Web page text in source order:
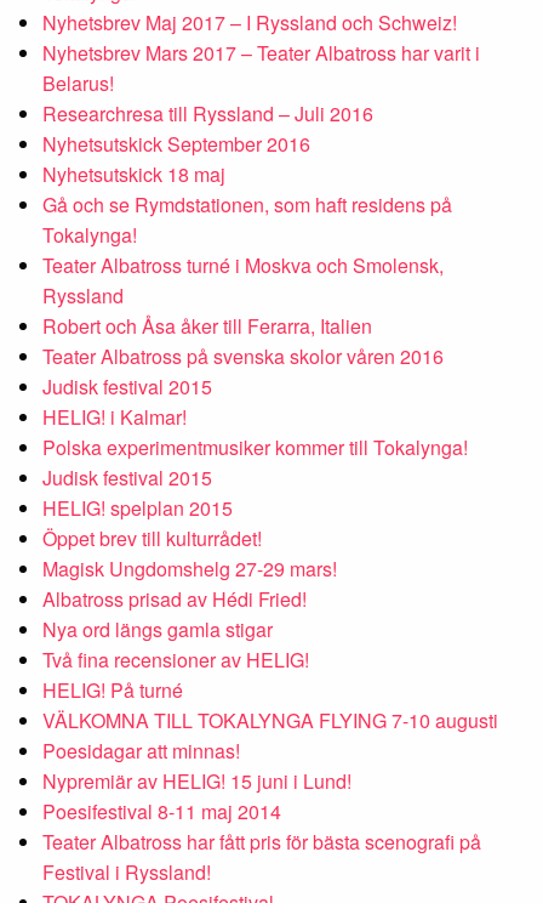
Nyhetsbrev Maj 2017 – I Ryssland och Schweiz!
Nyhetsbrev Mars 2017 – Teater Albatross har varit i
Belarus!
Researchresa till Ryssland – Juli 2016
Nyhetsutskick September 2016
Nyhetsutskick 18 maj
Gå och se Rymdstationen, som haft residens på
Tokalynga!
Teater Albatross turné i Moskva och Smolensk,
Ryssland
Robert och Åsa åker till Ferarra, Italien
Teater Albatross på svenska skolor våren 2016
Judisk festival 2015
HELIG! i Kalmar!
Polska experimentmusiker kommer till Tokalynga!
Judisk festival 2015
HELIG! spelplan 2015
Öppet brev till kulturrådet!
Magisk Ungdomshelg 27-29 mars!
Albatross prisad av Hédi Fried!
Nya ord längs gamla stigar
Två fina recensioner av HELIG!
HELIG! På turné
VÄLKOMNA TILL TOKALYNGA FLYING 7-10 augusti
Poesidagar att minnas!
Nypremiär av HELIG! 15 juni i Lund!
Poesifestival 8-11 maj 2014
Teater Albatross har fått pris för bästa scenografi på
Festival i Ryssland!